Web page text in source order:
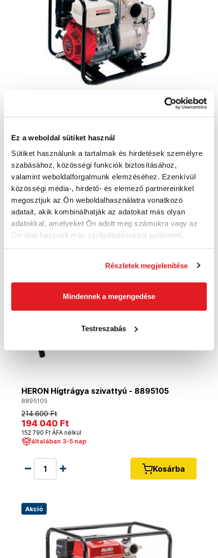
Ez a weboldal sütiket használ
Sütiket használunk a tartalmak és hirdetések személyre
szabásához, közösségi funkciók biztosításához,
valamint weboldalforgalmunk elemzéséhez. Ezenkívül
közösségi média-, hirdető- és elemező partnereinkkel
megosztjuk az Ön weboldalhasználatra vonatkozó
adatait, akik kombinálhatják az adatokat más olyan
adatokkal, amelyeket Ön adott meg számukra vagy az
Ön által használt más szolgáltatásokból gyűjtöttek.
Részletek megjelenítése
Mindennek a megengedése
Testreszabás
WT40
1 065 450 Ft
838 940 Ft ÁFA nélkül
Utolsó 2 darab
Kosárba
Akció
HERON Hígtrágya szivattyú - 8895105
8895105
214 600 Ft
194 040 Ft
152 790 Ft ÁFA nélkül
általában 3-5 nap
Kosárba
Akció